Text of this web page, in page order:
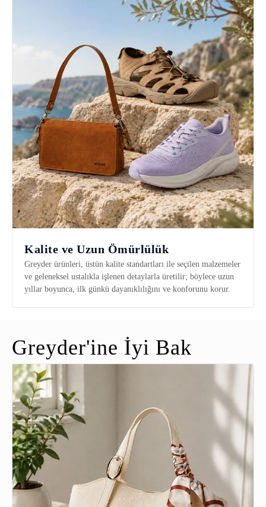
Kalite ve Uzun Ömürlülük
Greyder ürünleri, üstün kalite standartları ile seçilen malzemeler
ve geleneksel ustalıkla işlenen detaylarla üretilir; böylece uzun
yıllar boyunca, ilk günkü dayanıklılığını ve konforunu korur.
Greyder'ine İyi Bak